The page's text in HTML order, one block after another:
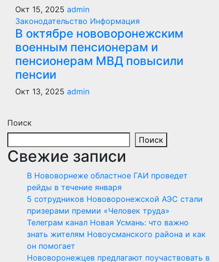
Окт 15, 2025 admin
Законодательство Информация
В октябре нововоронежским
военным пенсионерам и
пенсионерам МВД повысили
пенсии
Окт 13, 2025 admin
Поиск
Поиск
Свежие записи
В Нововорнеже областное ГАИ проведет
рейды в течение января
5 сотрудников Нововоронежской АЭС стали
призерами премии «Человек труда»
Телеграм канал Новая Усмань: что важно
знать жителям Новоусманского района и как
он помогает
Нововоронежцев предлагают поучаствовать в